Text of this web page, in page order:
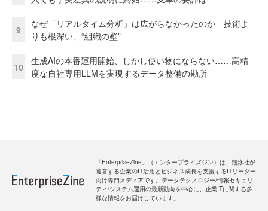
9
なぜ「リアルタイム分析」は広がらなかったのか 技術よ
りも根深い、“組織の壁”
10
生成AIの本番運用開始、しかし使い物にならない……高精
度な自社専用LLMを実現するデータ整備の勘所
「EnterpriseZine」（エンタープライズジン）は、翔泳社が
運営する企業のIT活用とビジネス成長を支援するITリーダー
向け専門メディアです。データテクノロジー/情報セキュリ
ティ/システム運用の最新動向を中心に、企業ITに関する多
様な情報をお届けしています。